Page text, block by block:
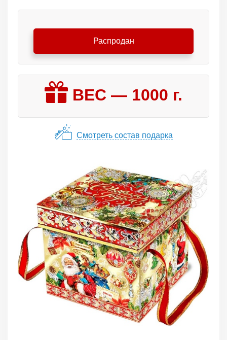
Распродан
ВЕС — 1000 г.
Смотреть состав подарка